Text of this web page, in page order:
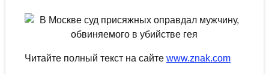
Читайте полный текст на сайте www.znak.com